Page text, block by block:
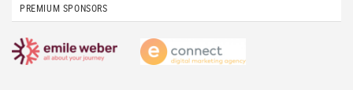
PREMIUM SPONSORS